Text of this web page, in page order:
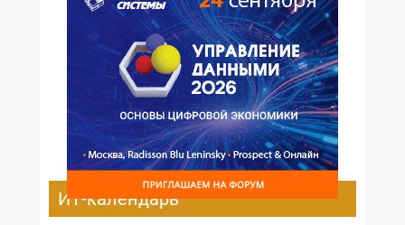
ИТ-календарь